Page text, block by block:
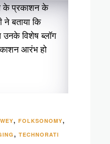
प्रकाशन के
बताया कि
उनके विशेष ब्लॉग
आरंभ हो
, FOLKSONOMY,
, TECHNORATI